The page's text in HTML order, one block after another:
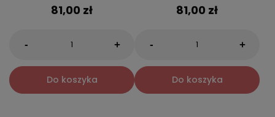
81,00 zł
- +
Do koszyka
81,00 zł
- +
Do koszyka